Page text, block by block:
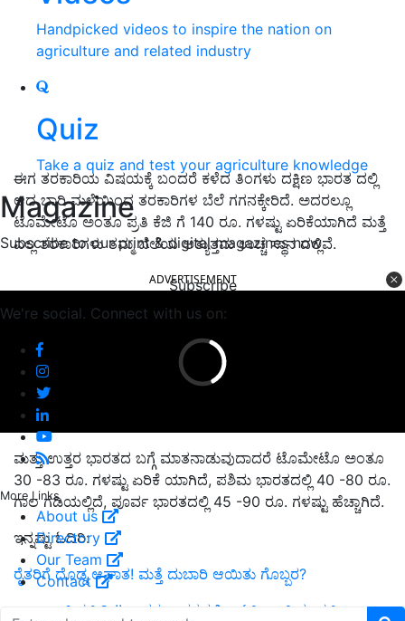
Handpicked videos to inspire the nation on
agriculture and related industry
Quiz
Take a quiz and test your agriculture knowledge
Magazine
Subscribe to our print & digital magazines now
Subscribe
We're social. Connect with us on:
More Links
About us
Directory
Our Team
Contact
ಈಗ ತರಕಾರಿಯ ವಿಷಯಕ್ಕೆ ಬಂದರೆ ಕಳೆದ ತಿಂಗಳು ದಕ್ಷಿಣ ಭಾರತ ದಲ್ಲಿ
ಆದ ಭಾರಿ ಮಳೆಯಿಂದ ತರಕಾರಿಗಳ ಬೆಲೆ ಗಗನಕ್ಕೇರಿದೆ. ಅದರಲ್ಲೂ
ಟೊಮೇಟೊ ಅಂತೂ ಪ್ರತಿ ಕೆಜಿ ಗೆ 140 ರೂ. ಗಳಷ್ಟು ಏರಿಕೆಯಾಗಿದೆ ಮತ್ತೆ
ಎಲ್ಲ ತರಕಾರಿಗಳು ತಮ್ಮ ಬೆಲೆಯ ಅತ್ಯುತ್ತಮ ಉಚ್ಚ ಸ್ಥಾನ ದಲ್ಲಿವೆ.
ADVERTISEMENT
ಮತ್ತು ಉತ್ತರ ಭಾರತದ ಬಗ್ಗೆ ಮಾತನಾಡುವುದಾದರೆ ಟೊಮೇಟೊ ಅಂತೂ
30 -83 ರೂ. ಗಳಷ್ಟು ಏರಿಕೆ ಯಾಗಿದೆ, ಪಶಿಮ ಭಾರತದಲ್ಲಿ 40 -80 ರೂ.
ಗಾಲ ಗಡಿಯಲ್ಲಿದೆ, ಪೂರ್ವ ಭಾರತದಲ್ಲಿ 45 -90 ರೂ. ಗಳಷ್ಟು ಹೆಚ್ಚಾಗಿದೆ.
ಇನ್ನಷ್ಟು ಓದಿರಿ:
ರೈತರಿಗೆ ದೊಡ್ಡ ಆಘಾತ! ಮತ್ತೆ ದುಬಾರಿ ಆಯಿತು ಗೊಬ್ಬರ?
ಅಬ್ಬಾ ಏನ್ ಚಳಿ ರೀ!! ಉತ್ತರ ಭಾರತದಲ್ಲಿ ಸ್ಟಾರ್ಟ್ ಆಯಿತು ಚಳಿ